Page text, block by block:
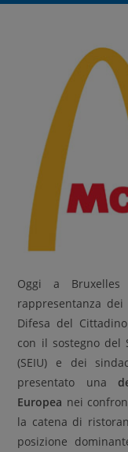
Oggi a
rappresentanza
Difesa del
con il sostegno del
(SEIU) e dei
presentato una
Europea nei
la catena di
posizione